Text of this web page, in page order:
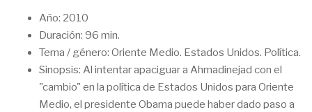
Año: 2010
Duración: 96 min.
Tema / género: Oriente Medio. Estados Unidos. Política.
Sinopsis: Al intentar apaciguar a Ahmadinejad con el
"cambio" en la política de Estados Unidos para Oriente
Medio, el presidente Obama puede haber dado paso a